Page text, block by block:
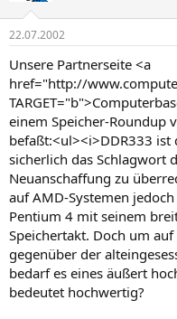
22.07.2002
Unsere Partnerseite <a
href="http://
einem Speicher-Roundup
befaßt:<ul><i>DDR333
sicherlich das Schlagwort
Neuanschaffung zu
auf AMD-Systemen
Pentium 4 mit seinem
Speichertakt. Doch um
gegenüber der
bedarf es eines äußert
bedeutet hochwertig?